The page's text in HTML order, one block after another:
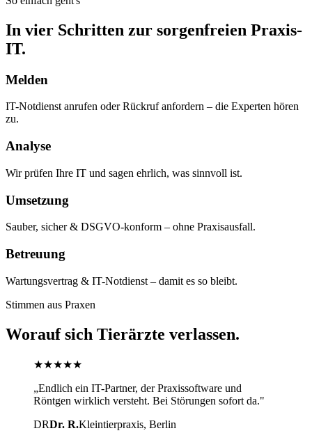
In vier Schritten zur sorgenfreien Praxis-
IT.
Melden
IT-Notdienst anrufen oder Rückruf anfordern – die Experten hören
zu.
Analyse
Wir prüfen Ihre IT und sagen ehrlich, was sinnvoll ist.
Umsetzung
Sauber, sicher & DSGVO-konform – ohne Praxisausfall.
Betreuung
Wartungsvertrag & IT-Notdienst – damit es so bleibt.
Stimmen aus Praxen
Worauf sich Tierärzte verlassen.
★★★★★
„Endlich ein IT-Partner, der Praxissoftware und
Röntgen wirklich versteht. Bei Störungen sofort da."
DRDr. R.Kleintierpraxis, Berlin